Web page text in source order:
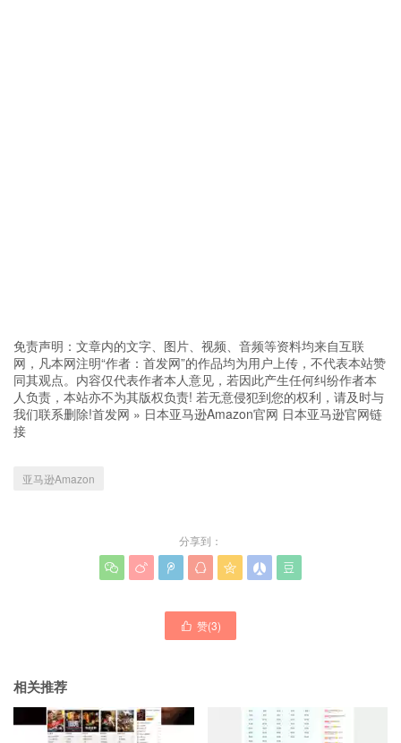
免责声明：文章内的文字、图片、视频、音频等资料均来自互联
网，凡本网注明“作者：首发网”的作品均为用户上传，不代表本站赞
同其观点。内容仅代表作者本人意见，若因此产生任何纠纷作者本
人负责，本站亦不为其版权负责! 若无意侵犯到您的权利，请及时与
我们联系删除!首发网 » 日本亚马逊Amazon官网 日本亚马逊官网链
接
亚马逊Amazon
分享到：
      
 赞(3)
相关推荐